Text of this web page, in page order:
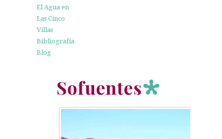
El Agua en
Las Cinco
Villas
Bibliografía
Blog
Sofuentes